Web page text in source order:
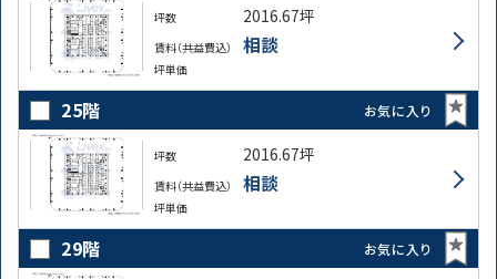
坪数 2016.67坪
賃料（共益費込） 相談
坪単価
25階 お気に入り
坪数 2016.67坪
賃料（共益費込） 相談
坪単価
29階 お気に入り